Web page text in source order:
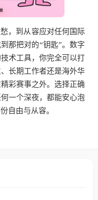
，到从容应对任何国际
那把对的“钥匙”。数字
术工具，你完全可以打
长期工作者还是海外华
彩赛事之外。选择正确
一个深夜，都能安心泡
自由与从容。